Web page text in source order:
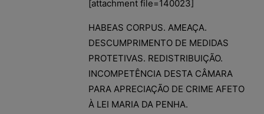
[attachment file=140023]
HABEAS CORPUS. AMEAÇA.
DESCUMPRIMENTO DE MEDIDAS
PROTETIVAS. REDISTRIBUIÇÃO.
INCOMPETÊNCIA DESTA CÂMARA
PARA APRECIAÇÃO DE CRIME AFETO
À LEI MARIA DA PENHA.